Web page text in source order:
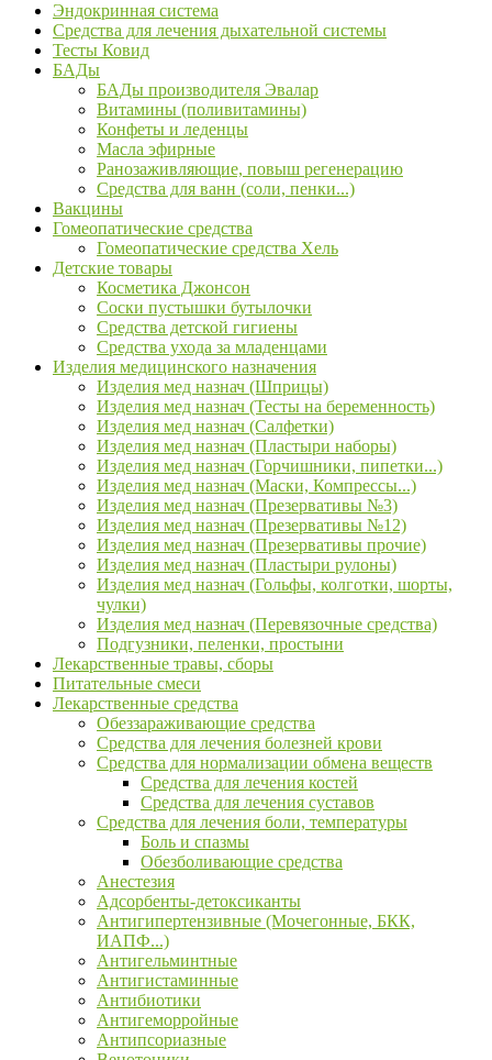
Эндокринная система
Средства для лечения дыхательной системы
Тесты Ковид
БАДы
БАДы производителя Эвалар
Витамины (поливитамины)
Конфеты и леденцы
Масла эфирные
Ранозаживляющие, повыш регенерацию
Средства для ванн (соли, пенки...)
Вакцины
Гомеопатические средства
Гомеопатические средства Хель
Детские товары
Косметика Джонсон
Соски пустышки бутылочки
Средства детской гигиены
Средства ухода за младенцами
Изделия медицинского назначения
Изделия мед назнач (Шприцы)
Изделия мед назнач (Тесты на беременность)
Изделия мед назнач (Салфетки)
Изделия мед назнач (Пластыри наборы)
Изделия мед назнач (Горчишники, пипетки...)
Изделия мед назнач (Маски, Компрессы...)
Изделия мед назнач (Презервативы №3)
Изделия мед назнач (Презервативы №12)
Изделия мед назнач (Презервативы прочие)
Изделия мед назнач (Пластыри рулоны)
Изделия мед назнач (Гольфы, колготки, шорты,
чулки)
Изделия мед назнач (Перевязочные средства)
Подгузники, пеленки, простыни
Лекарственные травы, сборы
Питательные смеси
Лекарственные средства
Обеззараживающие средства
Средства для лечения болезней крови
Средства для нормализации обмена веществ
Средства для лечения костей
Средства для лечения суставов
Средства для лечения боли, температуры
Боль и спазмы
Обезболивающие средства
Анестезия
Адсорбенты-детоксиканты
Антигипертензивные (Мочегонные, БКК,
ИАПФ...)
Антигельминтные
Антигистаминные
Антибиотики
Антигеморройные
Антипсориазные